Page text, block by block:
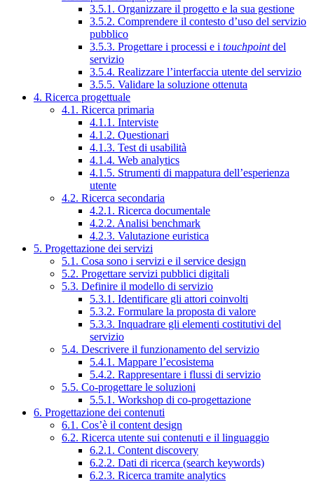
3.5.1. Organizzare il progetto e la sua gestione
3.5.2. Comprendere il contesto d’uso del servizio
pubblico
3.5.3. Progettare i processi e i touchpointdel
servizio
3.5.4. Realizzare l’interfaccia utente del servizio
3.5.5. Validare la soluzione ottenuta
4. Ricerca progettuale
4.1. Ricerca primaria
4.1.1. Interviste
4.1.2. Questionari
4.1.3. Test di usabilità
4.1.4. Web analytics
4.1.5. Strumenti di mappatura dell’esperienza
utente
4.2. Ricerca secondaria
4.2.1. Ricerca documentale
4.2.2. Analisi benchmark
4.2.3. Valutazione euristica
5. Progettazione dei servizi
5.1. Cosa sono i servizi e il service design
5.2. Progettare servizi pubblici digitali
5.3. Definire il modello di servizio
5.3.1. Identificare gli attori coinvolti
5.3.2. Formulare la proposta di valore
5.3.3. Inquadrare gli elementi costitutivi del
servizio
5.4. Descrivere il funzionamento del servizio
5.4.1. Mappare l’ecosistema
5.4.2. Rappresentare i flussi di servizio
5.5. Co-progettare le soluzioni
5.5.1. Workshop di co-progettazione
6. Progettazione dei contenuti
6.1. Cos’è il content design
6.2. Ricerca utente sui contenuti e il linguaggio
6.2.1. Content discovery
6.2.2. Dati di ricerca (search keywords)
6.2.3. Ricerca tramite analytics